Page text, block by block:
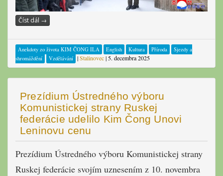
Číst dál →
Anekdoty zo života KIM ČONG ILA English Kultura Příroda
Sjezdy a
shromáždění
Vzdělávání |Stalinovec|5. decembra 2025
Prezídium Ústredného výboru
Komunistickej strany Ruskej
federácie udelilo Kim Čong Unovi
Leninovu cenu
Prezídium Ústredného výboru Komunistickej strany
Ruskej federácie svojím uznesením z 10. novembra